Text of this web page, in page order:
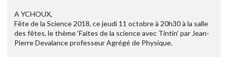
A YCHOUX,
Fête de la Science 2018, ce jeudi 11 octobre à 20h30 à la salle
des fêtes, le thème ‘Faites de la science avec Tintin’ par Jean-
Pierre Devalance professeur Agrégé de Physique.